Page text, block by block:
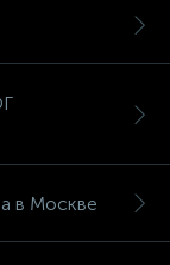
в Москве